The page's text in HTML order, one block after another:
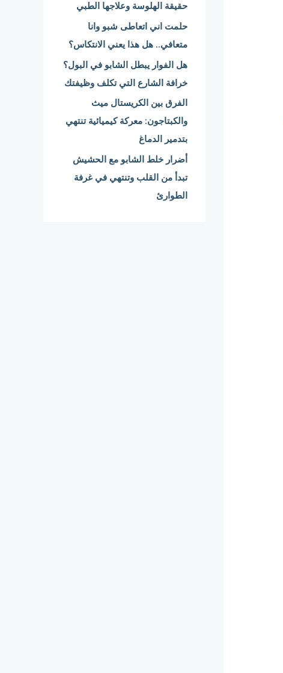
:
حقيقة الهلوسة وعلاجها الطبي
حلمت اني اتعاطى شبو وانا
متعافي.. هل هذا يعني الانتكاس؟
هل الفوار يبطل الشابو في البول؟
خرافة الشارع التي تكلف وظيفتك
الفرق بين الكريستال ميث
والكبتاجون: معركة كيميائية تنتهي
بتدمير الدماغ
أضرار خلط الشابو مع الحشيش
تبدأ من القلب وتنتهي في غرفة
الطوارئ